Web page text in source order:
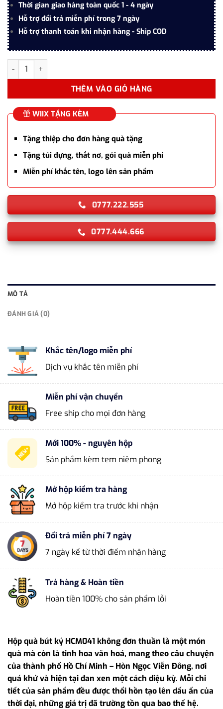
Thời gian giao hàng toàn quốc 1 - 4 ngày
Hỗ trợ đổi trả miễn phí trong 7 ngày
Hỗ trợ thanh toán khi nhận hàng - Ship COD
Hộp quà bút ký cao cấp HCM041 chủ đề TP. Hồ Chí Minh – Hòn
THÊM VÀO GIỎ HÀNG
WIIX TẶNG KÈM
Tặng thiệp cho đơn hàng quà tặng
Tặng túi đựng, thắt nơ, gói quà miễn phí
Miễn phí khắc tên, logo lên sản phẩm
0777.222.555
0777.444.666
MÔ TẢ
ĐÁNH GIÁ (0)
Khắc tên/logo miễn phí
Dịch vụ khắc tên miễn phí
Miễn phí vận chuyển
Free ship cho mọi đơn hàng
Mới 100% - nguyên hộp
Sản phẩm kèm tem niêm phong
Mở hộp kiểm tra hàng
Mở hộp kiểm tra trước khi nhận
Đổi trả miễn phí 7 ngày
7 ngày kể từ thời điểm nhận hàng
Trả hàng & Hoàn tiền
Hoàn tiền 100% cho sản phẩm lỗi
Hộp quà bút ký HCM041 không đơn thuần là một món
quà mà còn là tinh hoa văn hoá, mang theo câu chuyện
của thành phố Hồ Chí Minh – Hòn Ngọc Viễn Đông, nơi
quá khứ và hiện tại đan xen một cách diệu kỳ. Mỗi chi
tiết của sản phẩm đều được thổi hồn tạo lên dấu ấn của
thời đại, những giá trị đã trường tồn qua bao thế hệ.